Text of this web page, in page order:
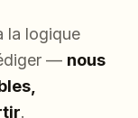
la logique
— nous
.